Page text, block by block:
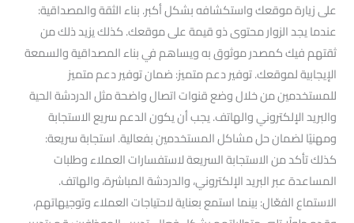
على زيارة موقعك واستكشافه بشكل أكبر. بناء الثقة والمصداقية:
عندما يجد الزوار محتوى ذو قيمة على موقعك. كذلك يزيد ذلك من
ثقتهم فيك كمصدر موثوق به ويساهم في بناء المصداقية والسمعة
الإيجابية لموقعك. توفير دعم متميز: ضمان توفير دعم متميز
للمستخدمين من خلال وضع قنوات اتصال واضحة مثل الدردشة الحية
والبريد الإلكتروني والهاتف. يجب أن يكون الدعم سريع الاستجابة
ومهنيًا لضمان حل مشاكل المستخدمين بفعالية. استجابة سريعة:
كذلك تأكد من الاستجابة السريعة لاستفسارات العملاء وطلبات
المساعدة عبر البريد الإلكتروني، والدردشة المباشرة، والهاتف.
الاستماع الفعّال: بينما استمع بعناية لاحتياجات العملاء وتوجيهاتهم،